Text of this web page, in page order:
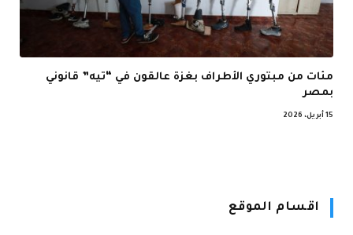
مئات من مبتوري الأطراف بغزة عالقون في “تيه” قانوني
بمصر
15 أبريل، 2026
اقسام الموقع